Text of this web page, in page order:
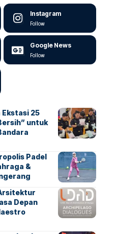
Instagram
Follow
Google News
Follow
Ekstasi 25
untuk
Padel
&
Depan